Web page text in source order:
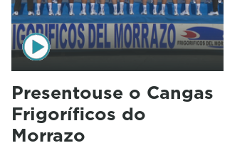
Presentouse o Cangas
Frigoríficos do
Morrazo